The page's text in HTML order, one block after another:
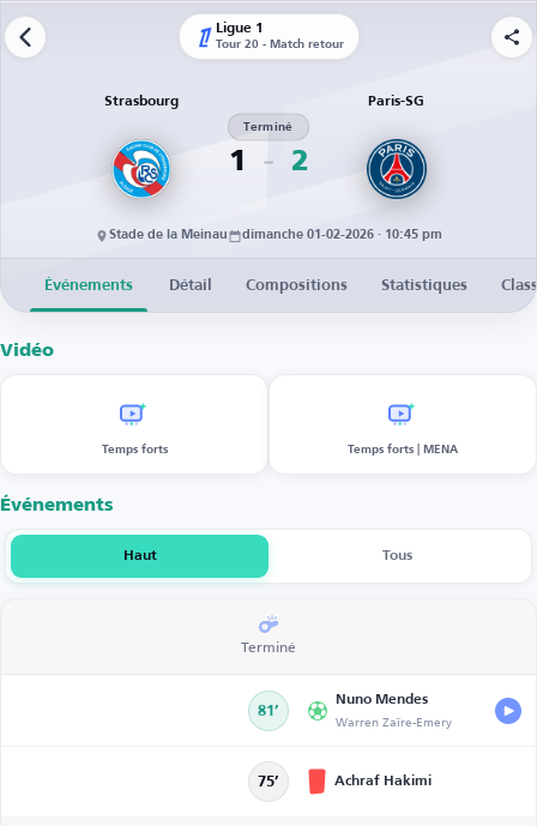
Ligue 1
Tour 20 - Match retour
Strasbourg
1
Terminé
2
Paris-SG
Stade de la Meinau dimanche 01-02-2026 · 10:45 pm
Événements Détail Compositions Statistiques
Vidéo
Temps forts Temps forts | MENA
Événements
Haut Tous
Terminé
81’
Nuno Mendes
Warren Zaïre-Emery
75’ Achraf Hakimi